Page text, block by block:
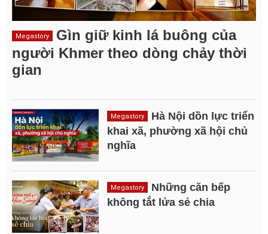
Megastory
Gìn giữ kinh lá buông của
người Khmer theo dòng chảy thời
gian
Megastory
Hà Nội dồn lực triển
khai xã, phường xã hội chủ
nghĩa
Megastory
Những căn bếp
không tắt lửa sẻ chia